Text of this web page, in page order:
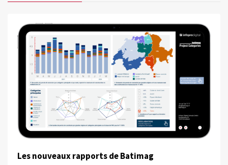
Les nouveaux rapports de Batimag